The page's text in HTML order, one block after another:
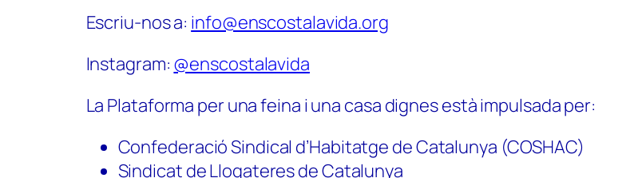
Escriu-nos a: info@enscostalavida.org
Instagram: @enscostalavida
La Plataforma per una feina i una casa dignes està impulsada per:
Confederació Sindical d’Habitatge de Catalunya (COSHAC)
Sindicat de Llogateres de Catalunya